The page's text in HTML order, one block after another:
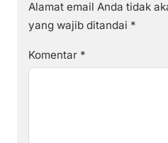
Alamat email Anda tidak
yang wajib ditandai *
Komentar *